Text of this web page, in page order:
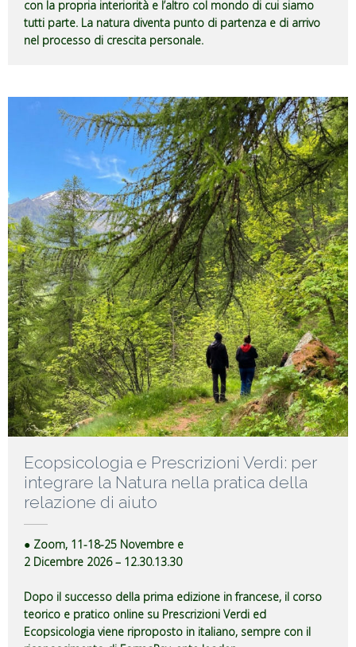
con la propria interiorità e l’altro col mondo di cui siamo
tutti parte. La natura diventa punto di partenza e di arrivo
nel processo di crescita personale.
Ecopsicologia e Prescrizioni Verdi: per
integrare la Natura nella pratica della
relazione di aiuto
● Zoom, 11-18-25 Novembre e
2 Dicembre 2026 – 12.30.13.30
Dopo il successo della prima edizione in francese, il corso
teorico e pratico online su Prescrizioni Verdi ed
Ecopsicologia viene riproposto in italiano, sempre con il